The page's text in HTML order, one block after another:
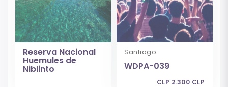
Reserva Nacional
Huemules de
Niblinto
Santiago
WDPA-039
CLP 2.300 CLP